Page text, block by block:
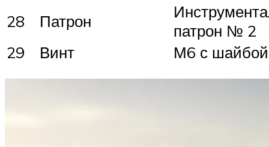
28
Патрон
патрон № 2
29
Винт М6 с шайбой